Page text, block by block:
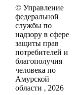
© Управление
федеральной
службы по
надзору в сфере
защиты прав
потребителей и
благополучия
человека по
Амурской
области , 2026